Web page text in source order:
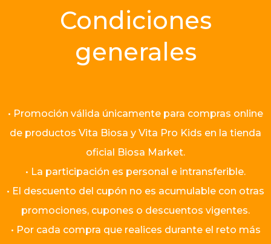
Condiciones
generales
• Promoción válida únicamente para compras online
de productos Vita Biosa y Vita Pro Kids en la tienda
oficial Biosa Market.
• La participación es personal e intransferible.
• El descuento del cupón no es acumulable con otras
promociones, cupones o descuentos vigentes.
• Por cada compra que realices durante el reto más